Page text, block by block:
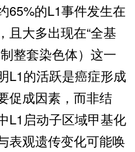
的L1事件发生在
且大多出现在“全基
整套染色体）这一
L1的活跃是癌症形成
促成因素，而非结
L1启动子区域甲基化
表观遗传变化可能唤